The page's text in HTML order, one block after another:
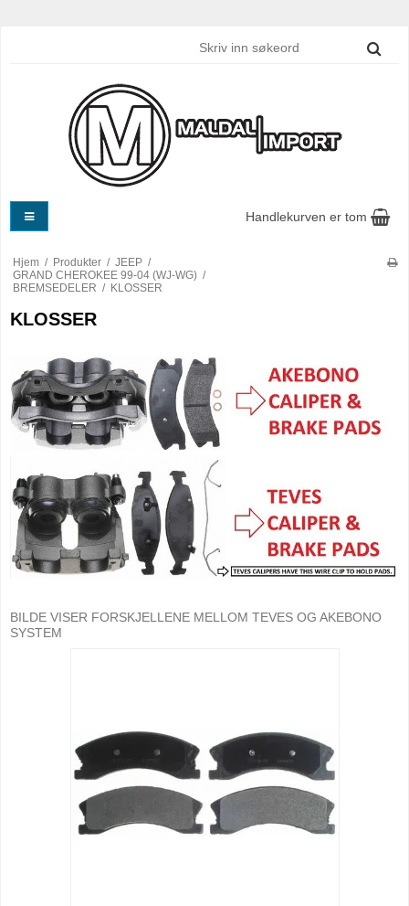
Handlekurven er tom
Hjem / Produkter / JEEP /
GRAND CHEROKEE 99-04 (WJ-WG) /
BREMSEDELER / KLOSSER
KLOSSER
BILDE VISER FORSKJELLENE MELLOM TEVES OG AKEBONO
SYSTEM